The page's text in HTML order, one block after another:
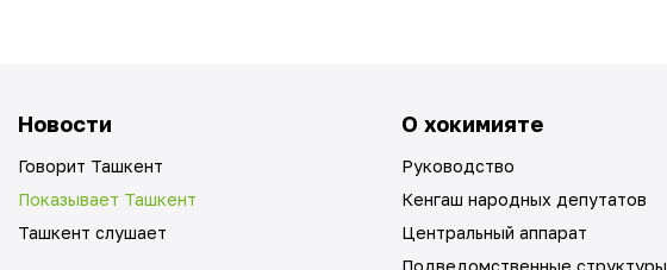
Новости
Говорит Ташкент
Показывает Ташкент
Ташкент слушает
О хокимияте
Руководство
Кенгаш народных депутатов
Центральный аппарат
Подведомственные структуры